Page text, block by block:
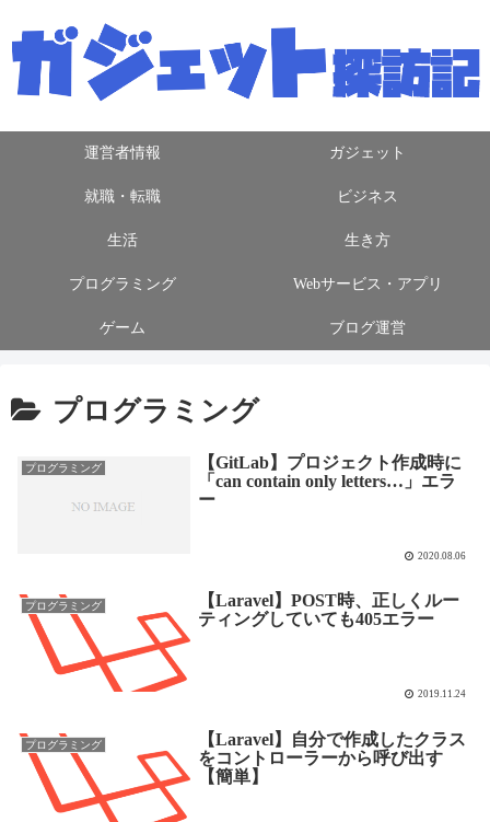
運営者情報 ガジェット
就職・転職 ビジネス
生活 生き方
プログラミング Webサービス・アプリ
ゲーム ブログ運営
プログラミング
プログラミング
【GitLab】プロジェクト作成時に
「can contain only letters…」エラ
ー
2020.08.06
プログラミング
【Laravel】POST時、正しくルー
ティングしていても405エラー
2019.11.24
プログラミング
【Laravel】自分で作成したクラス
をコントローラーから呼び出す
【簡単】